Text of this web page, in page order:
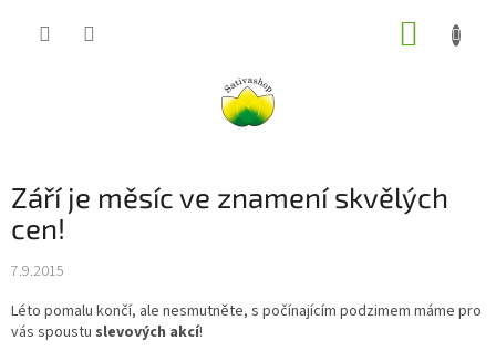
Září je měsíc ve znamení skvělých
cen!
7.9.2015
Léto pomalu končí, ale nesmutněte, s počínajícím podzimem máme pro
vás spoustu slevových akcí!